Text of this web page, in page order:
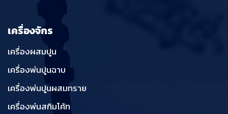
เครื่องจักร
เครื่องผสมปูน
เครื่องพ่นปูนฉาบ
เครื่องพ่นปูนผสมทราย
เครื่องพ่นสกิมโค้ท